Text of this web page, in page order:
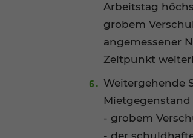
Arbeitstag
grobem
angemessener
Zeitpunkt
Weitergehende
- grobem
- der